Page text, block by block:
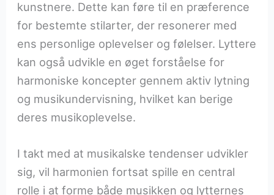
kunstnere. Dette kan føre til en præference
for bestemte stilarter, der resonerer med
ens personlige oplevelser og følelser. Lyttere
kan også udvikle en øget forståelse for
harmoniske koncepter gennem aktiv lytning
og musikundervisning, hvilket kan berige
deres musikoplevelse.
I takt med at musikalske tendenser udvikler
sig, vil harmonien fortsat spille en central
rolle i at forme både musikken og lytternes